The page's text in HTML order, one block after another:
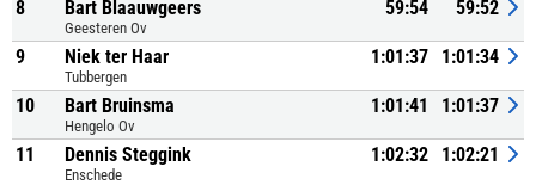
8 Bart Blaauwgeers
Geesteren Ov
59:54 59:52
9 Niek ter Haar
Tubbergen
1:01:37 1:01:34
10 Bart Bruinsma
Hengelo Ov
1:01:41 1:01:37
11 Dennis Steggink
Enschede
1:02:32 1:02:21